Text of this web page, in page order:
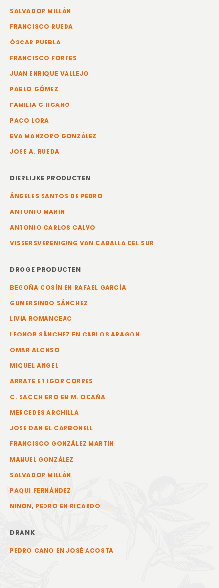
SALVADOR MILLÁN
FRANCISCO RUEDA
ÓSCAR PUEBLA
FRANCISCO FORTES
JUAN ENRIQUE VALLEJO
PABLO GÓMEZ
FAMILIA CHICANO
PACO LORA
EVA MANZORO GONZÁLEZ
JOSE A. RUEDA
DIERLIJKE PRODUCTEN
ÁNGELES SANTOS DE PEDRO
ANTONIO MARIN
ANTONIO CARLOS CALVO
VISSERSVERENIGING VAN CABALLA DEL SUR
DROGE PRODUCTEN
BEGOÑA COSÍN EN RAFAEL GARCÍA
GUMERSINDO SÁNCHEZ
LIVIA ROMANCEAC
LEONOR SÁNCHEZ EN CARLOS ARAGON
OMAR ALONSO
MIQUEL ANGEL
ARRATE ET IGOR CORRES
C. SACCHIERO EN M. OCAÑA
MERCEDES ARCHILLA
JOSE DANIEL CARBONELL
FRANCISCO GONZÁLEZ MARTÍN
MANUEL GONZÁLEZ
SALVADOR MILLÁN
PAQUI FERNÁNDEZ
NINON, PEDRO EN RICARDO
DRANK
PEDRO CANO EN JOSÉ ACOSTA